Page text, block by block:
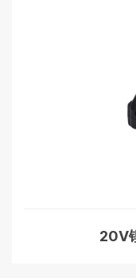
20V